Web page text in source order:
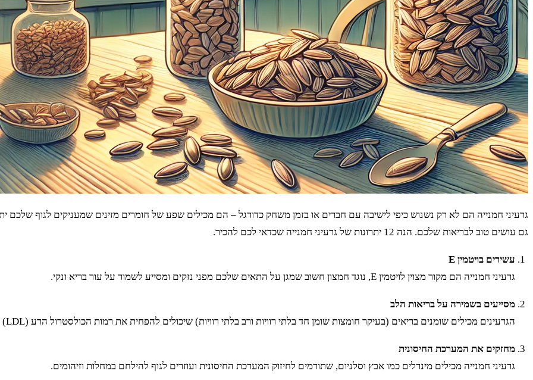
גרעיני חמנייה הם לא רק נשנוש כיפי לישיבה עם חברים או בזמן משחק כדורגל – הם מכילים שפע של חומרים מזינים שמעניקים לגוף שלכם
גם עושים טוב לבריאות שלכם. הנה 12 יתרונות של גרעיני חמנייה שכדאי לכם להכיר.
עשירים בויטמין E
גרעיני חמנייה הם מקור מצוין לויטמין E, נוגד חמצון חשוב שמגן על התאים שלכם מפני נזקים ומסייע לשמור על עור בריא ונקי.
מסייעים בשמירה על בריאות הלב
הגרעינים מכילים שומנים בריאים (בעיקר חומצות שומן חד בלתי רוויות ורב בלתי רוויות) שיכולים להפחית את רמות הכולסטרול הרע (LDL) ולעזור לשמור על הלב וכלי הדם.
מחזקים את המערכת החיסונית
גרעיני חמנייה מכילים מינרלים כמו אבץ וסלניום, שתורמים לחיזוק המערכת החיסונית ועוזרים לגוף להילחם במחלות וזיהומים.